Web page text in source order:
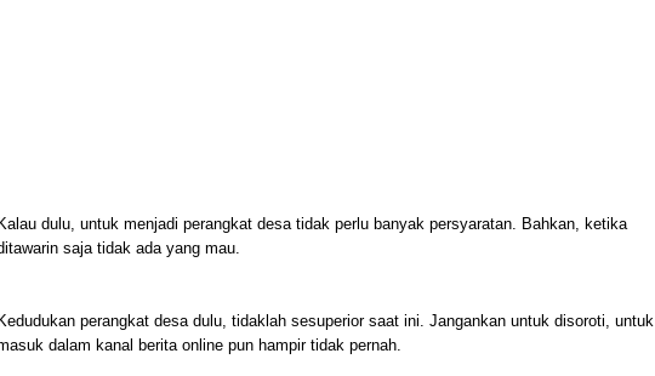
Kalau dulu, untuk menjadi perangkat desa tidak perlu banyak persyaratan. Bahkan, ketika
saja tidak ada yang mau.
Kedudukan perangkat desa dulu, tidaklah sesuperior saat ini. Jangankan untuk disoroti, untuk
dalam kanal berita online pun hampir tidak pernah.